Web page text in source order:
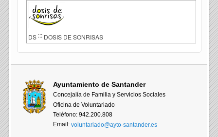
DS ::: DOSIS DE SONRISAS
Ayuntamiento de Santander
Concejalía de Familia y Servicios Sociales
Oficina de Voluntariado
Teléfono: 942.200.808
Email:voluntariado@ayto-santander.es